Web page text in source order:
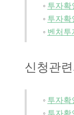
◦ 투자확
◦ 투자확
◦ 벤처투
신청관
◦ 투자확
◦ 투자확